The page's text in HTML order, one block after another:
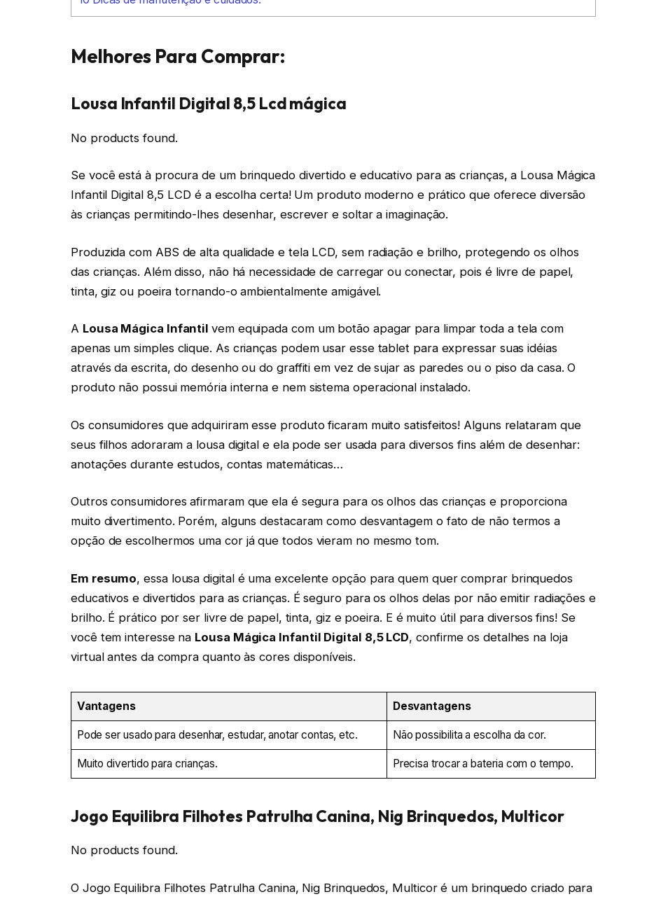
Melhores Para Comprar:
Lousa Infantil Digital 8,5 Lcd mágica
No products found.
Se você está à procura de um brinquedo divertido e educativo para as crianças, a Lousa Mágica
Infantil Digital 8,5 LCD é a escolha certa! Um produto moderno e prático que oferece diversão
às crianças permitindo-lhes desenhar, escrever e soltar a imaginação.
Produzida com ABS de alta qualidade e tela LCD, sem radiação e brilho, protegendo os olhos
das crianças. Além disso, não há necessidade de carregar ou conectar, pois é livre de papel,
tinta, giz ou poeira tornando-o ambientalmente amigável.
A Lousa Mágica Infantil vem equipada com um botão apagar para limpar toda a tela com
apenas um simples clique. As crianças podem usar esse tablet para expressar suas idéias
através da escrita, do desenho ou do graffiti em vez de sujar as paredes ou o piso da casa. O
produto não possui memória interna e nem sistema operacional instalado.
Os consumidores que adquiriram esse produto ficaram muito satisfeitos! Alguns relataram que
seus filhos adoraram a lousa digital e ela pode ser usada para diversos fins além de desenhar:
anotações durante estudos, contas matemáticas…
Outros consumidores afirmaram que ela é segura para os olhos das crianças e proporciona
muito divertimento. Porém, alguns destacaram como desvantagem o fato de não termos a
opção de escolhermos uma cor já que todos vieram no mesmo tom.
Em resumo, essa lousa digital é uma excelente opção para quem quer comprar brinquedos
educativos e divertidos para as crianças. É seguro para os olhos delas por não emitir radiações e
brilho. É prático por ser livre de papel, tinta, giz e poeira. E é muito útil para diversos fins! Se
você tem interesse na Lousa Mágica Infantil Digital 8,5 LCD, confirme os detalhes na loja
virtual antes da compra quanto às cores disponíveis.
Vantagens Desvantagens
Pode ser usado para desenhar, estudar, anotar contas, etc. Não possibilita a escolha da cor.
Muito divertido para crianças. Precisa trocar a bateria com o tempo.
Jogo Equilibra Filhotes Patrulha Canina, Nig Brinquedos, Multicor
No products found.
O Jogo Equilibra Filhotes Patrulha Canina, Nig Brinquedos, Multicor é um brinquedo criado para